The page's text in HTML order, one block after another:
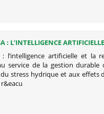
: L’INTELLIGENCE
DES EAUX USEES AU SERVICE
DE L’EAU
: l’intelligence artificielle et la
service de la gestion durable
du stress hydrique et aux effets